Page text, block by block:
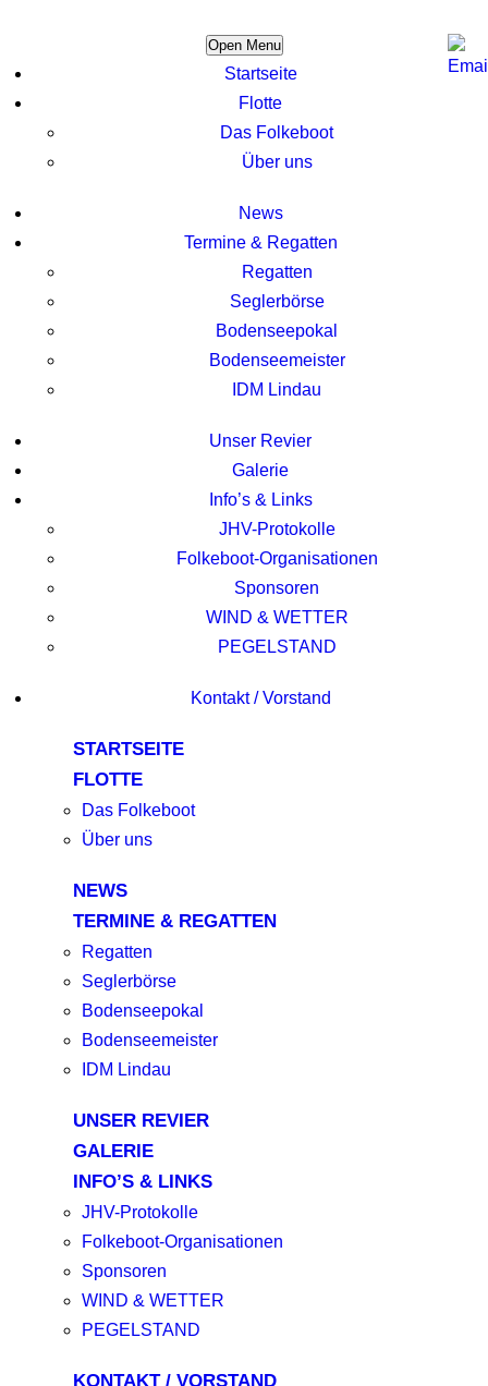
Open Menu
Startseite
Flotte
Das Folkeboot
Über uns
News
Termine & Regatten
Regatten
Seglerbörse
Bodenseepokal
Bodenseemeister
IDM Lindau
Unser Revier
Galerie
Info’s & Links
JHV-Protokolle
Folkeboot-Organisationen
Sponsoren
WIND & WETTER
PEGELSTAND
Kontakt / Vorstand
STARTSEITE
FLOTTE
Das Folkeboot
Über uns
NEWS
TERMINE & REGATTEN
Regatten
Seglerbörse
Bodenseepokal
Bodenseemeister
IDM Lindau
UNSER REVIER
GALERIE
INFO’S & LINKS
JHV-Protokolle
Folkeboot-Organisationen
Sponsoren
WIND & WETTER
PEGELSTAND
KONTAKT / VORSTAND